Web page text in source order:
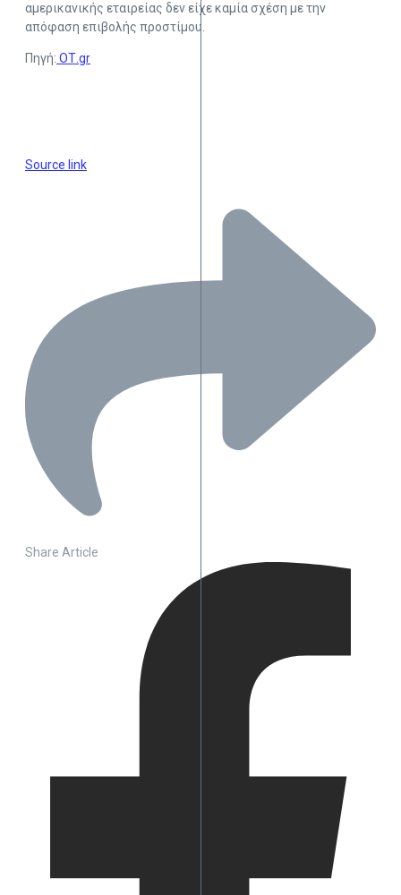
αμερικανικής εταιρείας δεν είχε καμία σχέση με την
απόφαση επιβολής προστίμου.
Πηγή: ΟΤ.gr
Source link
Share Article